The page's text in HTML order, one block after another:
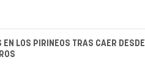
EN LOS PIRINEOS TRAS CAER DESDE